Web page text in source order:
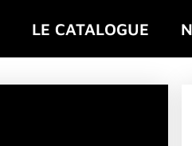
LE CATALOGUE